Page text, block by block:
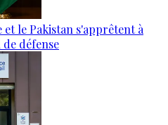
le Pakistan s'apprêtent à
défense